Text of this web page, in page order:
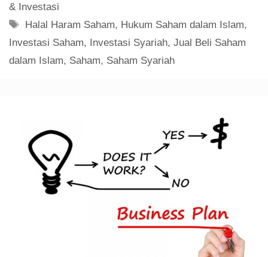
& Investasi
Tag
Halal Haram Saham, Hukum Saham dalam Islam,
Investasi Saham, Investasi Syariah, Jual Beli Saham
dalam Islam, Saham, Saham Syariah